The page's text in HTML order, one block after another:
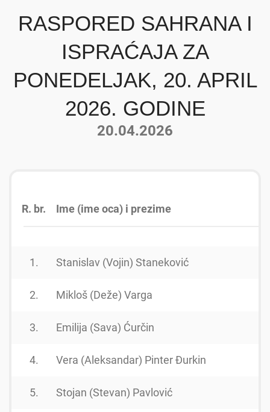
RASPORED SAHRANA I
ISPRAĆAJA ZA
PONEDELJAK, 20. APRIL
2026. GODINE
20.04.2026
R. br. Ime (ime oca) i prezime
1. Stanislav (Vojin) Staneković
2. Mikloš (Deže) Varga
3. Emilija (Sava) Ćurčin
4. Vera (Aleksandar) Pinter Đurkin
5. Stojan (Stevan) Pavlović